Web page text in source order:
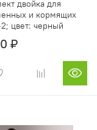
двойка для
и кормящих
2; цвет: черный
₽